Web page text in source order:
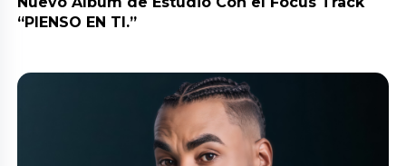
“PIENSO EN TI.”